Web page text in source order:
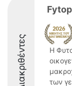
Διακριθέντες
Η
των